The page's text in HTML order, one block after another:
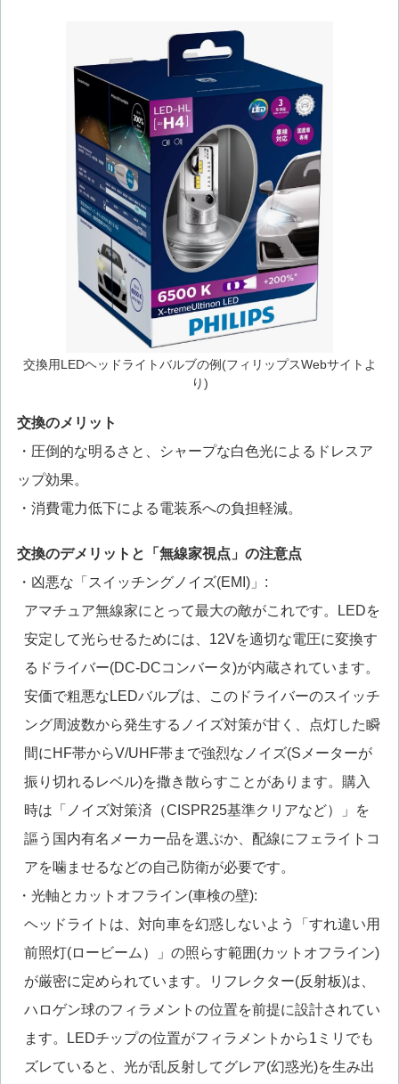
交換用LEDヘッドライトバルブの例(フィリップスWebサイトよ
り)
交換のメリット
・圧倒的な明るさと、シャープな白色光によるドレスア
ップ効果。
・消費電力低下による電装系への負担軽減。
交換のデメリットと「無線家視点」の注意点
・凶悪な「スイッチングノイズ(EMI)」:
アマチュア無線家にとって最大の敵がこれです。LEDを
安定して光らせるためには、12Vを適切な電圧に変換す
るドライバー(DC-DCコンバータ)が内蔵されています。
安価で粗悪なLEDバルブは、このドライバーのスイッチ
ング周波数から発生するノイズ対策が甘く、点灯した瞬
間にHF帯からV/UHF帯まで強烈なノイズ(Sメーターが
振り切れるレベル)を撒き散らすことがあります。購入
時は「ノイズ対策済（CISPR25基準クリアなど）」を
謳う国内有名メーカー品を選ぶか、配線にフェライトコ
アを噛ませるなどの自己防衛が必要です。
・光軸とカットオフライン(車検の壁):
ヘッドライトは、対向車を幻惑しないよう「すれ違い用
前照灯(ロービーム）」の照らす範囲(カットオフライン)
が厳密に定められています。リフレクター(反射板)は、
ハロゲン球のフィラメントの位置を前提に設計されてい
ます。LEDチップの位置がフィラメントから1ミリでも
ズレていると、光が乱反射してグレア(幻惑光)を生み出